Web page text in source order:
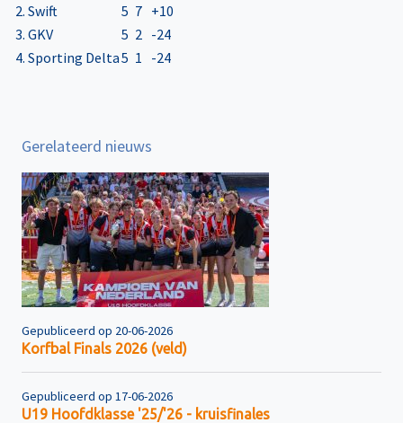
2. Swift
5 7 +10
3. GKV
5 2 -24
4. Sporting Delta5 1 -24
Gerelateerd nieuws
Gepubliceerd op 20-06-2026
Korfbal Finals 2026 (veld)
Gepubliceerd op 17-06-2026
U19 Hoofdklasse '25/'26 - kruisfinales